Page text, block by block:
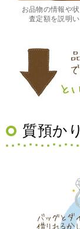
やすくとても
本当に有難う御
お品物の情報や
査定額を説明
質預か